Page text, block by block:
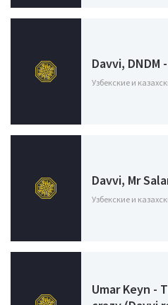
Davvi,
Узбекские и
Davvi, Mr
Узбекские и
Umar Keyn -